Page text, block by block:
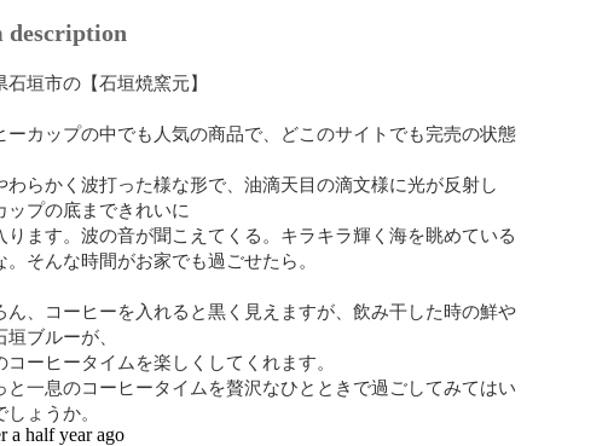
description
石垣市の【石垣焼窯元】
ーカップの中でも人気の商品で、どこのサイトでも完売の状態
わらかく波打った様な形で、油滴天目の滴文様に光が反射し
ップの底まできれいに
ります。波の音が聞こえてくる。キラキラ輝く海を眺めている
。そんな時間がお家でも過ごせたら。
ん、コーヒーを入れると黒く見えますが、飲み干した時の鮮や
ブルーが、
コーヒータイムを楽しくしてくれます。
と一息のコーヒータイムを贅沢なひとときで過ごしてみてはい
ょうか。
a half year ago